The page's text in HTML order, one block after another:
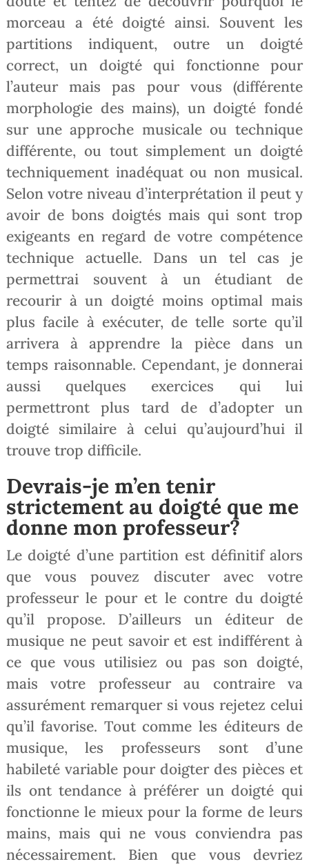
morceau a été doigté ainsi. Souvent les
partitions indiquent, outre un doigté
correct, un doigté qui fonctionne pour
l’auteur mais pas pour vous (différente
morphologie des mains), un doigté fondé
sur une approche musicale ou technique
différente, ou tout simplement un doigté
techniquement inadéquat ou non musical.
Selon votre niveau d’interprétation il peut y
avoir de bons doigtés mais qui sont trop
exigeants en regard de votre compétence
technique actuelle. Dans un tel cas je
permettrai souvent à un étudiant de
recourir à un doigté moins optimal mais
plus facile à exécuter, de telle sorte qu’il
arrivera à apprendre la pièce dans un
temps raisonnable. Cependant, je donnerai
aussi quelques exercices qui lui
permettront plus tard de d’adopter un
doigté similaire à celui qu’aujourd’hui il
trouve trop difficile.
Devrais-je m’en tenir
strictement au doigté que me
donne mon professeur?
Le doigté d’une partition est définitif alors
que vous pouvez discuter avec votre
professeur le pour et le contre du doigté
qu’il propose. D’ailleurs un éditeur de
musique ne peut savoir et est indifférent à
ce que vous utilisiez ou pas son doigté,
mais votre professeur au contraire va
assurément remarquer si vous rejetez celui
qu’il favorise. Tout comme les éditeurs de
musique, les professeurs sont d’une
habileté variable pour doigter des pièces et
ils ont tendance à préférer un doigté qui
fonctionne le mieux pour la forme de leurs
mains, mais qui ne vous conviendra pas
nécessairement. Bien que vous devriez